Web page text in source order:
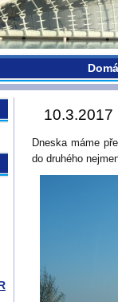
10.3.2017
Dneska máme
do druhého